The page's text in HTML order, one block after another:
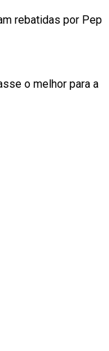
rebatidas por Pep
o melhor para a